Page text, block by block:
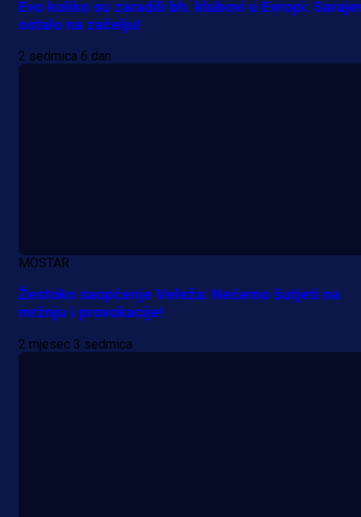
Evo koliko su zaradili bh. klubovi u Evropi:
ostalo na začelju!
2 sedmica 6 dan
MOSTAR
Žestoko saopćenje Veleža: Nećemo šutjeti na
mržnju i provokacije!
2 mjesec 3 sedmica